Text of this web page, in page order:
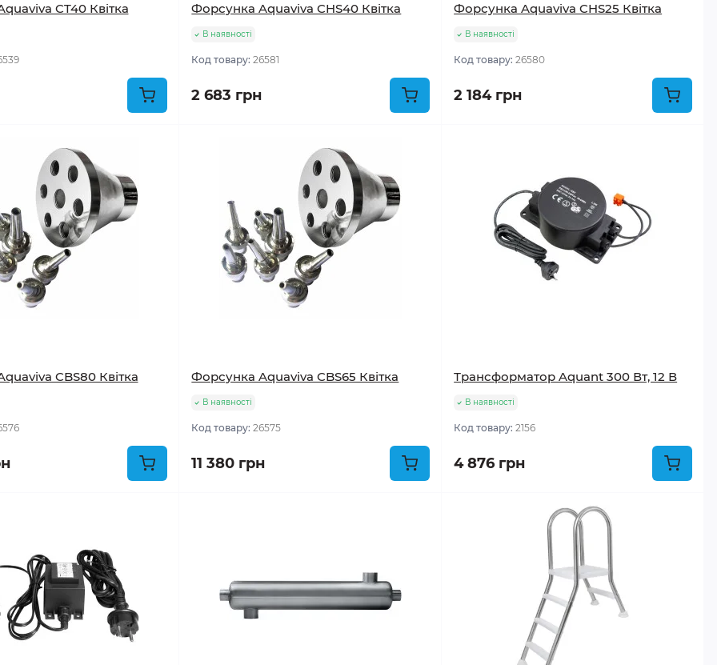
CT40 Квітка Форсунка Aquaviva CHS40 Квітка
В наявності
Код товару:26581
2 683 грн
Форсунка Aquaviva CHS25 Квітка
В наявності
Код товару:26580
2 184 грн
CBS80 Квітка Форсунка Aquaviva CBS65 Квітка
В наявності
Код товару:26575
11 380 грн
Трансформатор Aquant 300 Вт, 12 В
В наявності
Код товару:2156
4 876 грн